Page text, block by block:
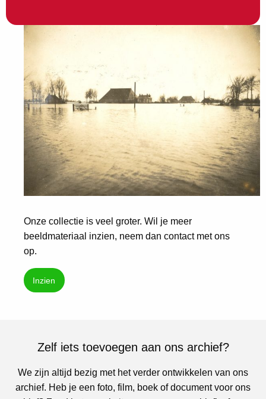
Onze collectie is veel groter. Wil je meer
beeldmateriaal inzien, neem dan contact met ons
op.
Inzien
Zelf iets toevoegen aan ons archief?
We zijn altijd bezig met het verder ontwikkelen van ons
archief. Heb je een foto, film, boek of document voor ons